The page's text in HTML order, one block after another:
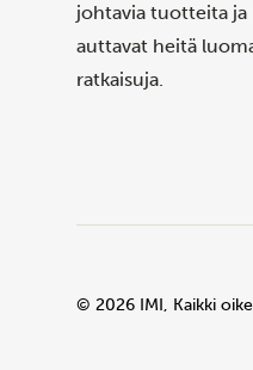
johtavia tuotteita ja
auttavat heitä
ratkaisuja.
© 2026 IMI, Kaikki